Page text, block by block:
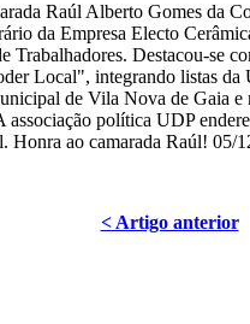
Raúl Alberto Gomes da
da Empresa Electo
Trabalhadores. Destacou-se
Local", integrando listas da
de Vila Nova de Gaia
associação política UDP
Honra ao camarada Raúl! 05/
< Artigo anterior